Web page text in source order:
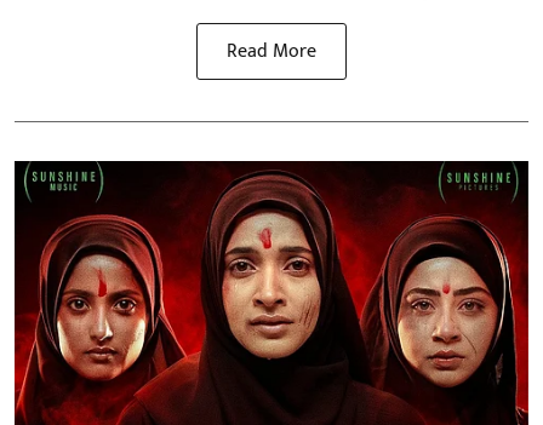
Read More